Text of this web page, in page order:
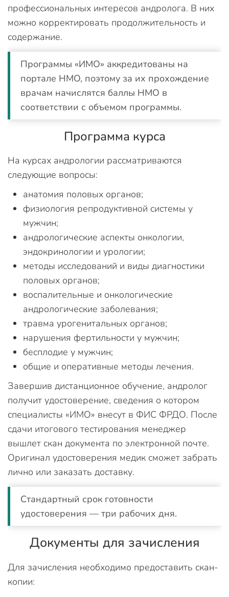
профессиональных интересов андролога. В них
можно корректировать продолжительность и
содержание.
Программы «ИМО» аккредитованы на
портале НМО, поэтому за их прохождение
врачам начислятся баллы НМО в
соответствии с объемом программы.
Программа курса
На курсах андрологии рассматриваются
следующие вопросы:
анатомия половых органов;
физиология репродуктивной системы у
мужчин;
андрологические аспекты онкологии,
эндокринологии и урологии;
методы исследований и виды диагностики
половых органов;
воспалительные и онкологические
андрологические заболевания;
травма урогенитальных органов;
нарушения фертильности у мужчин;
бесплодие у мужчин;
общие и оперативные методы лечения.
Завершив дистанционное обучение, андролог
получит удостоверение, сведения о котором
специалисты «ИМО» внесут в ФИС ФРДО. После
сдачи итогового тестирования менеджер
вышлет скан документа по электронной почте.
Оригинал удостоверения медик сможет забрать
лично или заказать доставку.
Стандартный срок готовности
удостоверения — три рабочих дня.
Документы для зачисления
Для зачисления необходимо предоставить скан-
копии: